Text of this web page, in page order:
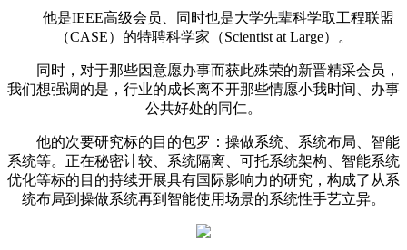
他是IEEE高级会员、同时也是大学先辈科学取工程联盟
（CASE）的特聘科学家（Scientist at Large）。
同时，对于那些因意愿办事而获此殊荣的新晋精采会员，
我们想强调的是，行业的成长离不开那些情愿小我时间、办事
公共好处的同仁。
他的次要研究标的目的包罗：操做系统、系统布局、智能
系统等。正在秘密计较、系统隔离、可托系统架构、智能系统
优化等标的目的持续开展具有国际影响力的研究，构成了从系
统布局到操做系统再到智能使用场景的系统性手艺立异。